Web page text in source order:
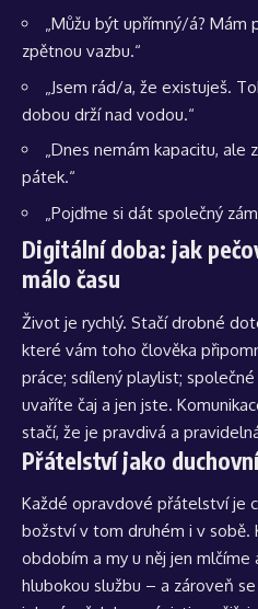
„Můžu být upřímný/á? Mám
zpětnou vazbu.“
„Jsem rád/a, že existuješ.
dobou drží nad vodou.“
„Dnes nemám kapacitu, ale
pátek.“
„Pojďme si dát společný
Digitální doba: jak
málo času
Život je rychlý. Stačí drobné
které vám toho člověka
práce; sdílený playlist;
uvaříte čaj a jen jste.
stačí, že je pravdivá a
Přátelství jako
Každé opravdové přátelství je
božství v tom druhém i v sobě.
obdobím a my u něj jen
hlubokou službu – a zároveň